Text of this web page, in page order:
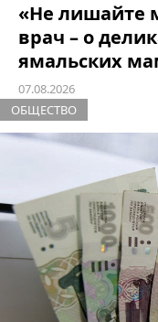
«Не лишайте
врач – о
ямальских
07.08.2026
ОБЩЕСТВО